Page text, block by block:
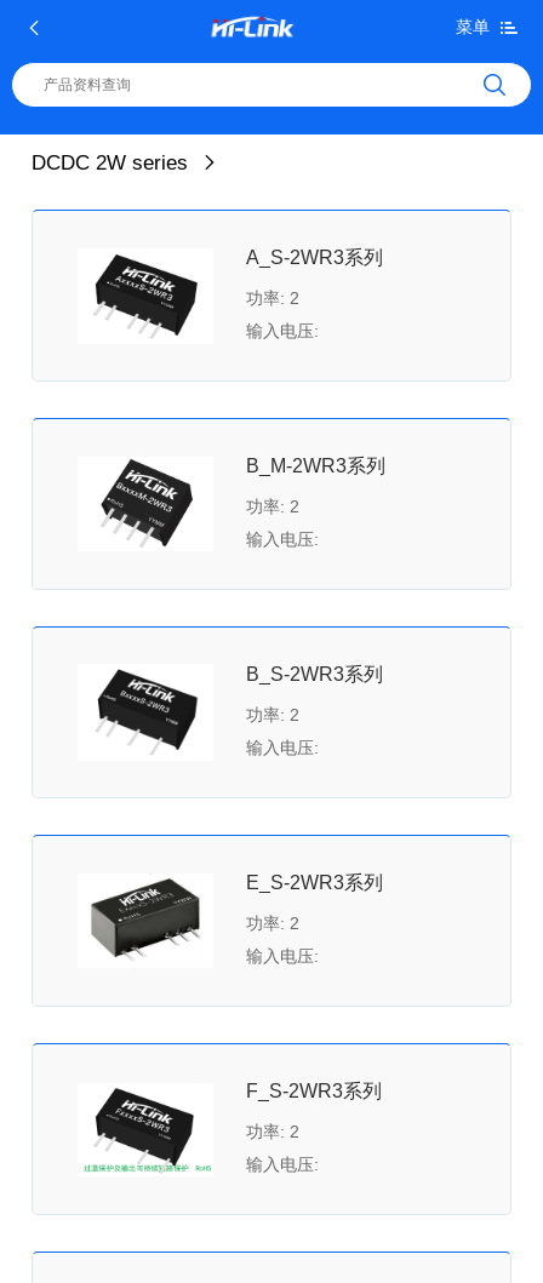
菜单
DCDC 2W series
A_S-2WR3系列
功率: 2
输入电压:
B_M-2WR3系列
功率: 2
输入电压:
B_S-2WR3系列
功率: 2
输入电压:
E_S-2WR3系列
功率: 2
输入电压:
F_S-2WR3系列
功率: 2
输入电压: